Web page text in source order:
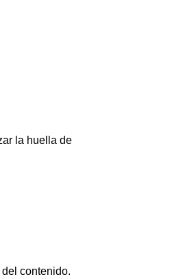
la huella de
contenido.